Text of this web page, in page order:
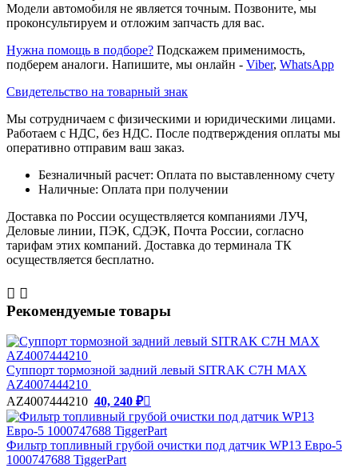
Модели автомобиля не является точным. Позвоните, мы
проконсультируем и отложим запчасть для вас.
Нужна помощь в подборе? Подскажем применимость,
подберем аналоги. Напишите, мы онлайн - Viber, WhatsApp
Свидетельство на товарный знак
Мы сотрудничаем с физическими и юридическими лицами.
Работаем с НДС, без НДС. После подтверждения оплаты мы
оперативно отправим ваш заказ.
Безналичный расчет: Оплата по выставленному счету
Наличные: Оплата при получении
Доставка по России осуществляется компаниями ЛУЧ,
Деловые линии, ПЭК, СДЭК, Почта России, согласно
тарифам этих компаний. Доставка до терминала ТК
осуществляется бесплатно.
 
Рекомендуемые товары
Суппорт тормозной задний левый SITRAK C7H MAX
AZ4007444210
AZ4007444210 40, 240 ₽
Фильтр топливный грубой очистки под датчик WP13 Евро-5
1000747688 TiggerPart